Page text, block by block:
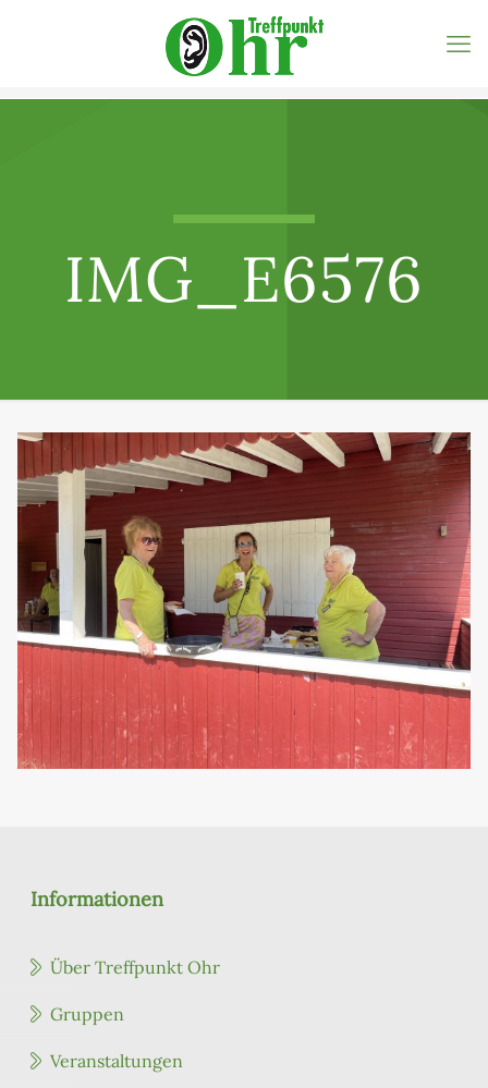
IMG_E6576
Informationen
Über Treffpunkt Ohr
Gruppen
Veranstaltungen